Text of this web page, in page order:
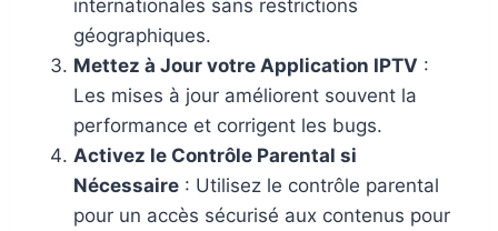
internationales sans restrictions
géographiques.
Mettez à Jour votre Application IPTV :
Les mises à jour améliorent souvent la
performance et corrigent les bugs.
Activez le Contrôle Parental si
Nécessaire : Utilisez le contrôle parental
pour un accès sécurisé aux contenus pour